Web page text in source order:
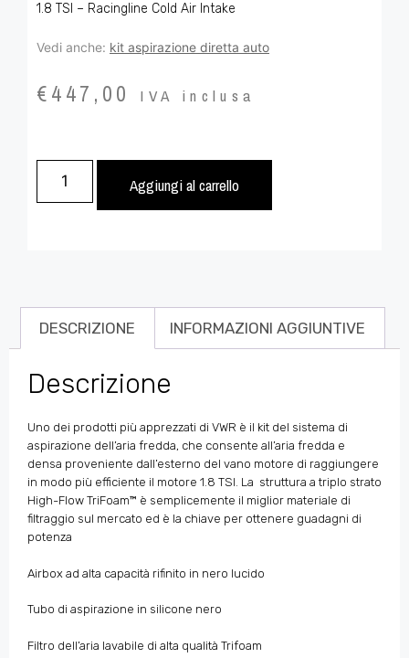
1.8 TSI – Racingline Cold Air Intake
Vedi anche: kit aspirazione diretta auto
€447,00 IVA inclusa
Aggiungi al carrello
DESCRIZIONE INFORMAZIONI AGGIUNTIVE
Descrizione
Uno dei prodotti più apprezzati di VWR è il kit del sistema di
aspirazione dell’aria fredda, che consente all’aria fredda e
densa proveniente dall’esterno del vano motore di raggiungere
in modo più efficiente il motore 1.8 TSI. La struttura a triplo strato
High-Flow TriFoam™ è semplicemente il miglior materiale di
filtraggio sul mercato ed è la chiave per ottenere guadagni di
potenza
Airbox ad alta capacità rifinito in nero lucido
Tubo di aspirazione in silicone nero
Filtro dell’aria lavabile di alta qualità Trifoam